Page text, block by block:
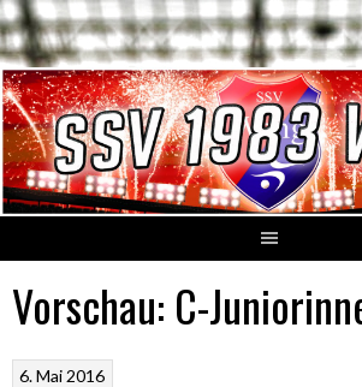
Springe
zum
Inhalt
Vorschau: C-
6. Mai 2016